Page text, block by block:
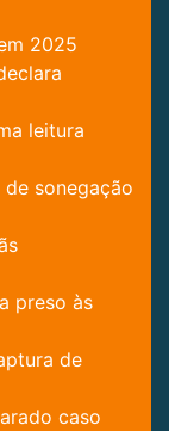
2025
leitura
sonegação
preso às
de
caso